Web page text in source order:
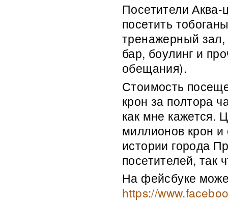
Посетители
посетить
тренажерный зал,
бар, боулинг и
обещания).
Стоимость
крон за полтора
как мне кажется.
миллионов крон
истории города
посетителей, так
На фейсбуке
https://